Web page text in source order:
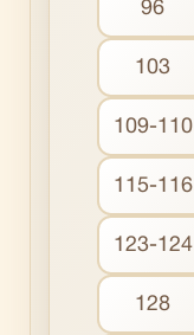
96
103
109-110
115-116
123-124
128